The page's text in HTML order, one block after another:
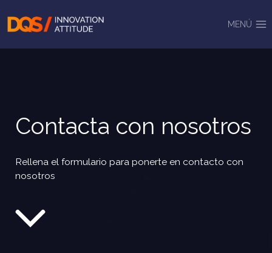
MENÚ
Contacta con nosotros
Rellena el formulario para ponerte en contacto con
nosotros